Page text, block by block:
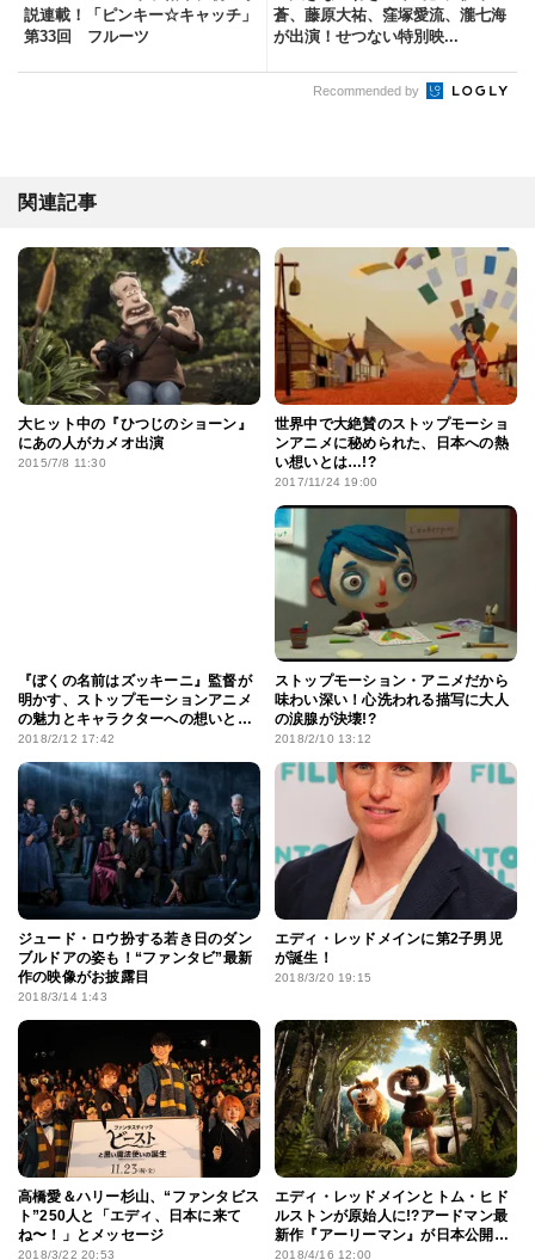
説連載！「ピンキー☆キャッチ」
第33回 フルーツ
蒼、藤原大祐、窪塚愛流、瀧七海
が出演！せつない特別映...
Recommended by
関連記事
大ヒット中の『ひつじのショーン』
にあの人がカメオ出演
2015/7/8 11:30
世界中で大絶賛のストップモーショ
ンアニメに秘められた、日本への熱
い想いとは…!?
2017/11/24 19:00
『ぼくの名前はズッキーニ』監督が
明かす、ストップモーションアニメ
の魅力とキャラクターへの想いと
は？
2018/2/12 17:42
ストップモーション・アニメだから
味わい深い！心洗われる描写に大人
の涙腺が決壊!?
2018/2/10 13:12
ジュード・ロウ扮する若き日のダン
ブルドアの姿も！“ファンタビ”最新
作の映像がお披露目
2018/3/14 1:43
エディ・レッドメインに第2子男児
が誕生！
2018/3/20 19:15
高橋愛＆ハリー杉山、“ファンタビス
ト”250人と「エディ、日本に来て
ね〜！」とメッセージ
2018/3/22 20:53
エディ・レッドメインとトム・ヒド
ルストンが原始人に!?アードマン最
新作『アーリーマン』が日本公開決
定
2018/4/16 12:00